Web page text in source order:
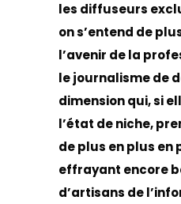
les diffuseurs
on s’entend de
l’avenir de la
le journalisme de
dimension qui, si
l’état de niche,
de plus en plus en
effrayant encore
d’artisans de